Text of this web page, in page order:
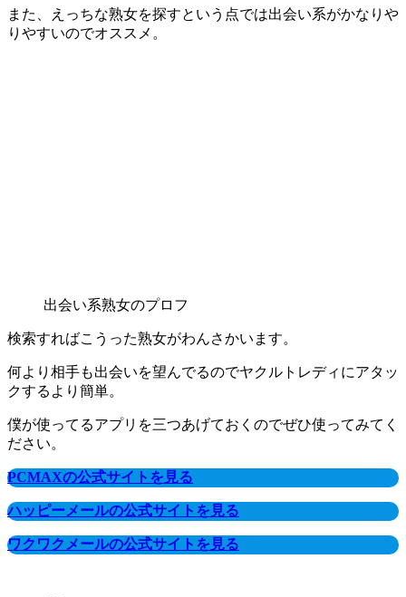
また、えっちな熟女を探すという点では出会い系がかなりや
りやすいのでオススメ。
出会い系熟女のプロフ
検索すればこうった熟女がわんさかいます。
何より相手も出会いを望んでるのでヤクルトレディにアタッ
クするより簡単。
僕が使ってるアプリを三つあげておくのでぜひ使ってみてく
ださい。
PCMAXの公式サイトを見る
ハッピーメールの公式サイトを見る
ワクワクメールの公式サイトを見る